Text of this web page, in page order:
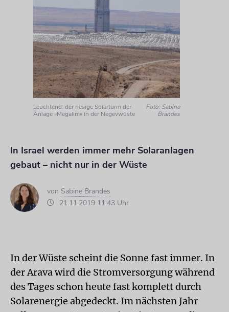
Leuchtend: der riesige Solarturm der
Anlage »Megalim« in der Negevwüste
Foto: Sabine
Brandes
In Israel werden immer mehr Solaranlagen
gebaut – nicht nur in der Wüste
von Sabine Brandes
21.11.2019 11:43 Uhr
In der Wüste scheint die Sonne fast immer. In
der Arava wird die Stromversorgung während
des Tages schon heute fast komplett durch
Solarenergie abgedeckt. Im nächsten Jahr